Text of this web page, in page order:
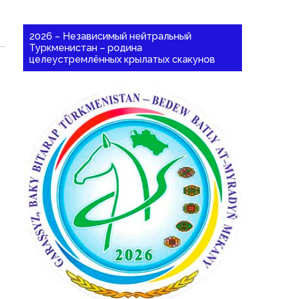
2026 – Независимый нейтральный
Туркменистан – родина
целеустремлённых крылатых скакунов